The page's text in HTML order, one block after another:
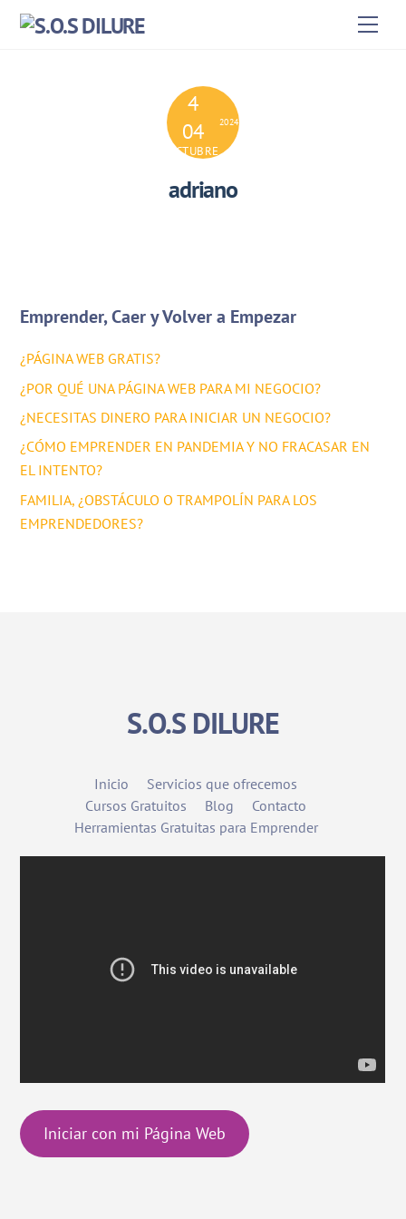
Skip
4
04
OCTUBRE
2024
adriano
Emprender, Caer y Volver a Empezar
¿PÁGINA WEB GRATIS?
¿POR QUÉ UNA PÁGINA WEB PARA MI NEGOCIO?
¿NECESITAS DINERO PARA INICIAR UN NEGOCIO?
¿CÓMO EMPRENDER EN PANDEMIA Y NO FRACASAR EN
EL INTENTO?
FAMILIA, ¿OBSTÁCULO O TRAMPOLÍN PARA LOS
EMPRENDEDORES?
S.O.S DILURE
Inicio
Servicios que ofrecemos
Cursos Gratuitos
Blog
Contacto
Herramientas Gratuitas para Emprender
Iniciar con mi Página Web